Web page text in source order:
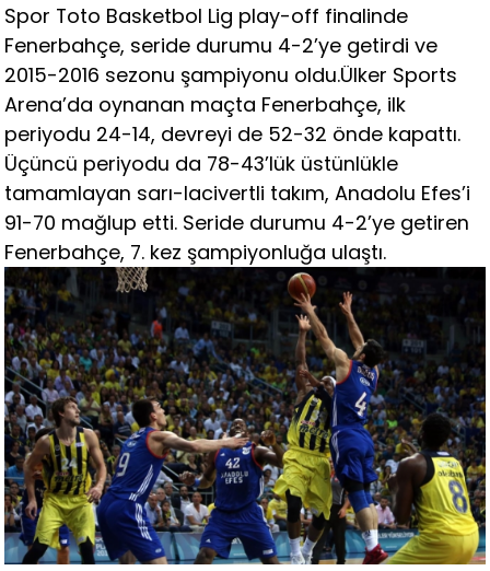
Spor Toto Basketbol Lig play-off finalinde
Fenerbahçe, seride durumu 4-2’ye getirdi ve
2015-2016 sezonu şampiyonu oldu.Ülker Sports
Arena’da oynanan maçta Fenerbahçe, ilk
periyodu 24-14, devreyi de 52-32 önde kapattı.
Üçüncü periyodu da 78-43’lük üstünlükle
tamamlayan sarı-lacivertli takım, Anadolu Efes’i
91-70 mağlup etti. Seride durumu 4-2’ye getiren
Fenerbahçe, 7. kez şampiyonluğa ulaştı.